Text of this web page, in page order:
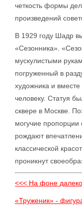
четкость формы
произведений
В 1929 году Шадр
«Сезонника».
мускулистыми
погруженный в
художника и
человеку. Статуя
сквере в Москве.
могучие
рождают
классической
проникнут
<<< На фоне
«Труженик» -